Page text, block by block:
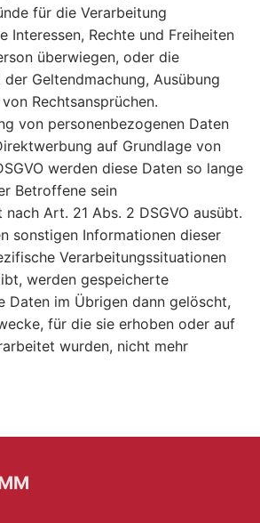
für die Verarbeitung
Interessen, Rechte und Freiheiten
überwiegen, oder die
Geltendmachung, Ausübung
Rechtsansprüchen.
von personenbezogenen Daten
auf Grundlage von
werden diese Daten so lange
Betroffene sein
Art. 21 Abs. 2 DSGVO ausübt.
sonstigen Informationen dieser
Verarbeitungssituationen
werden gespeicherte
Daten im Übrigen dann gelöscht,
für die sie erhoben oder auf
wurden, nicht mehr